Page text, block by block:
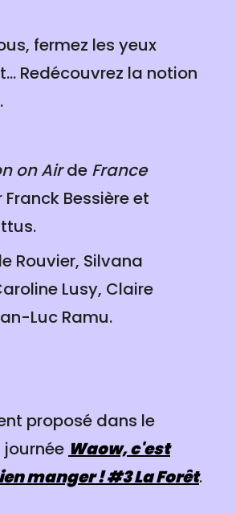
fermez les yeux
Redécouvrez la notion
on Airde France
Franck Bessière et
Rouvier, Silvana
Lusy, Claire
Luc Ramu.
proposé dans le
Waow, c'est
manger ! #3 La Forêt.